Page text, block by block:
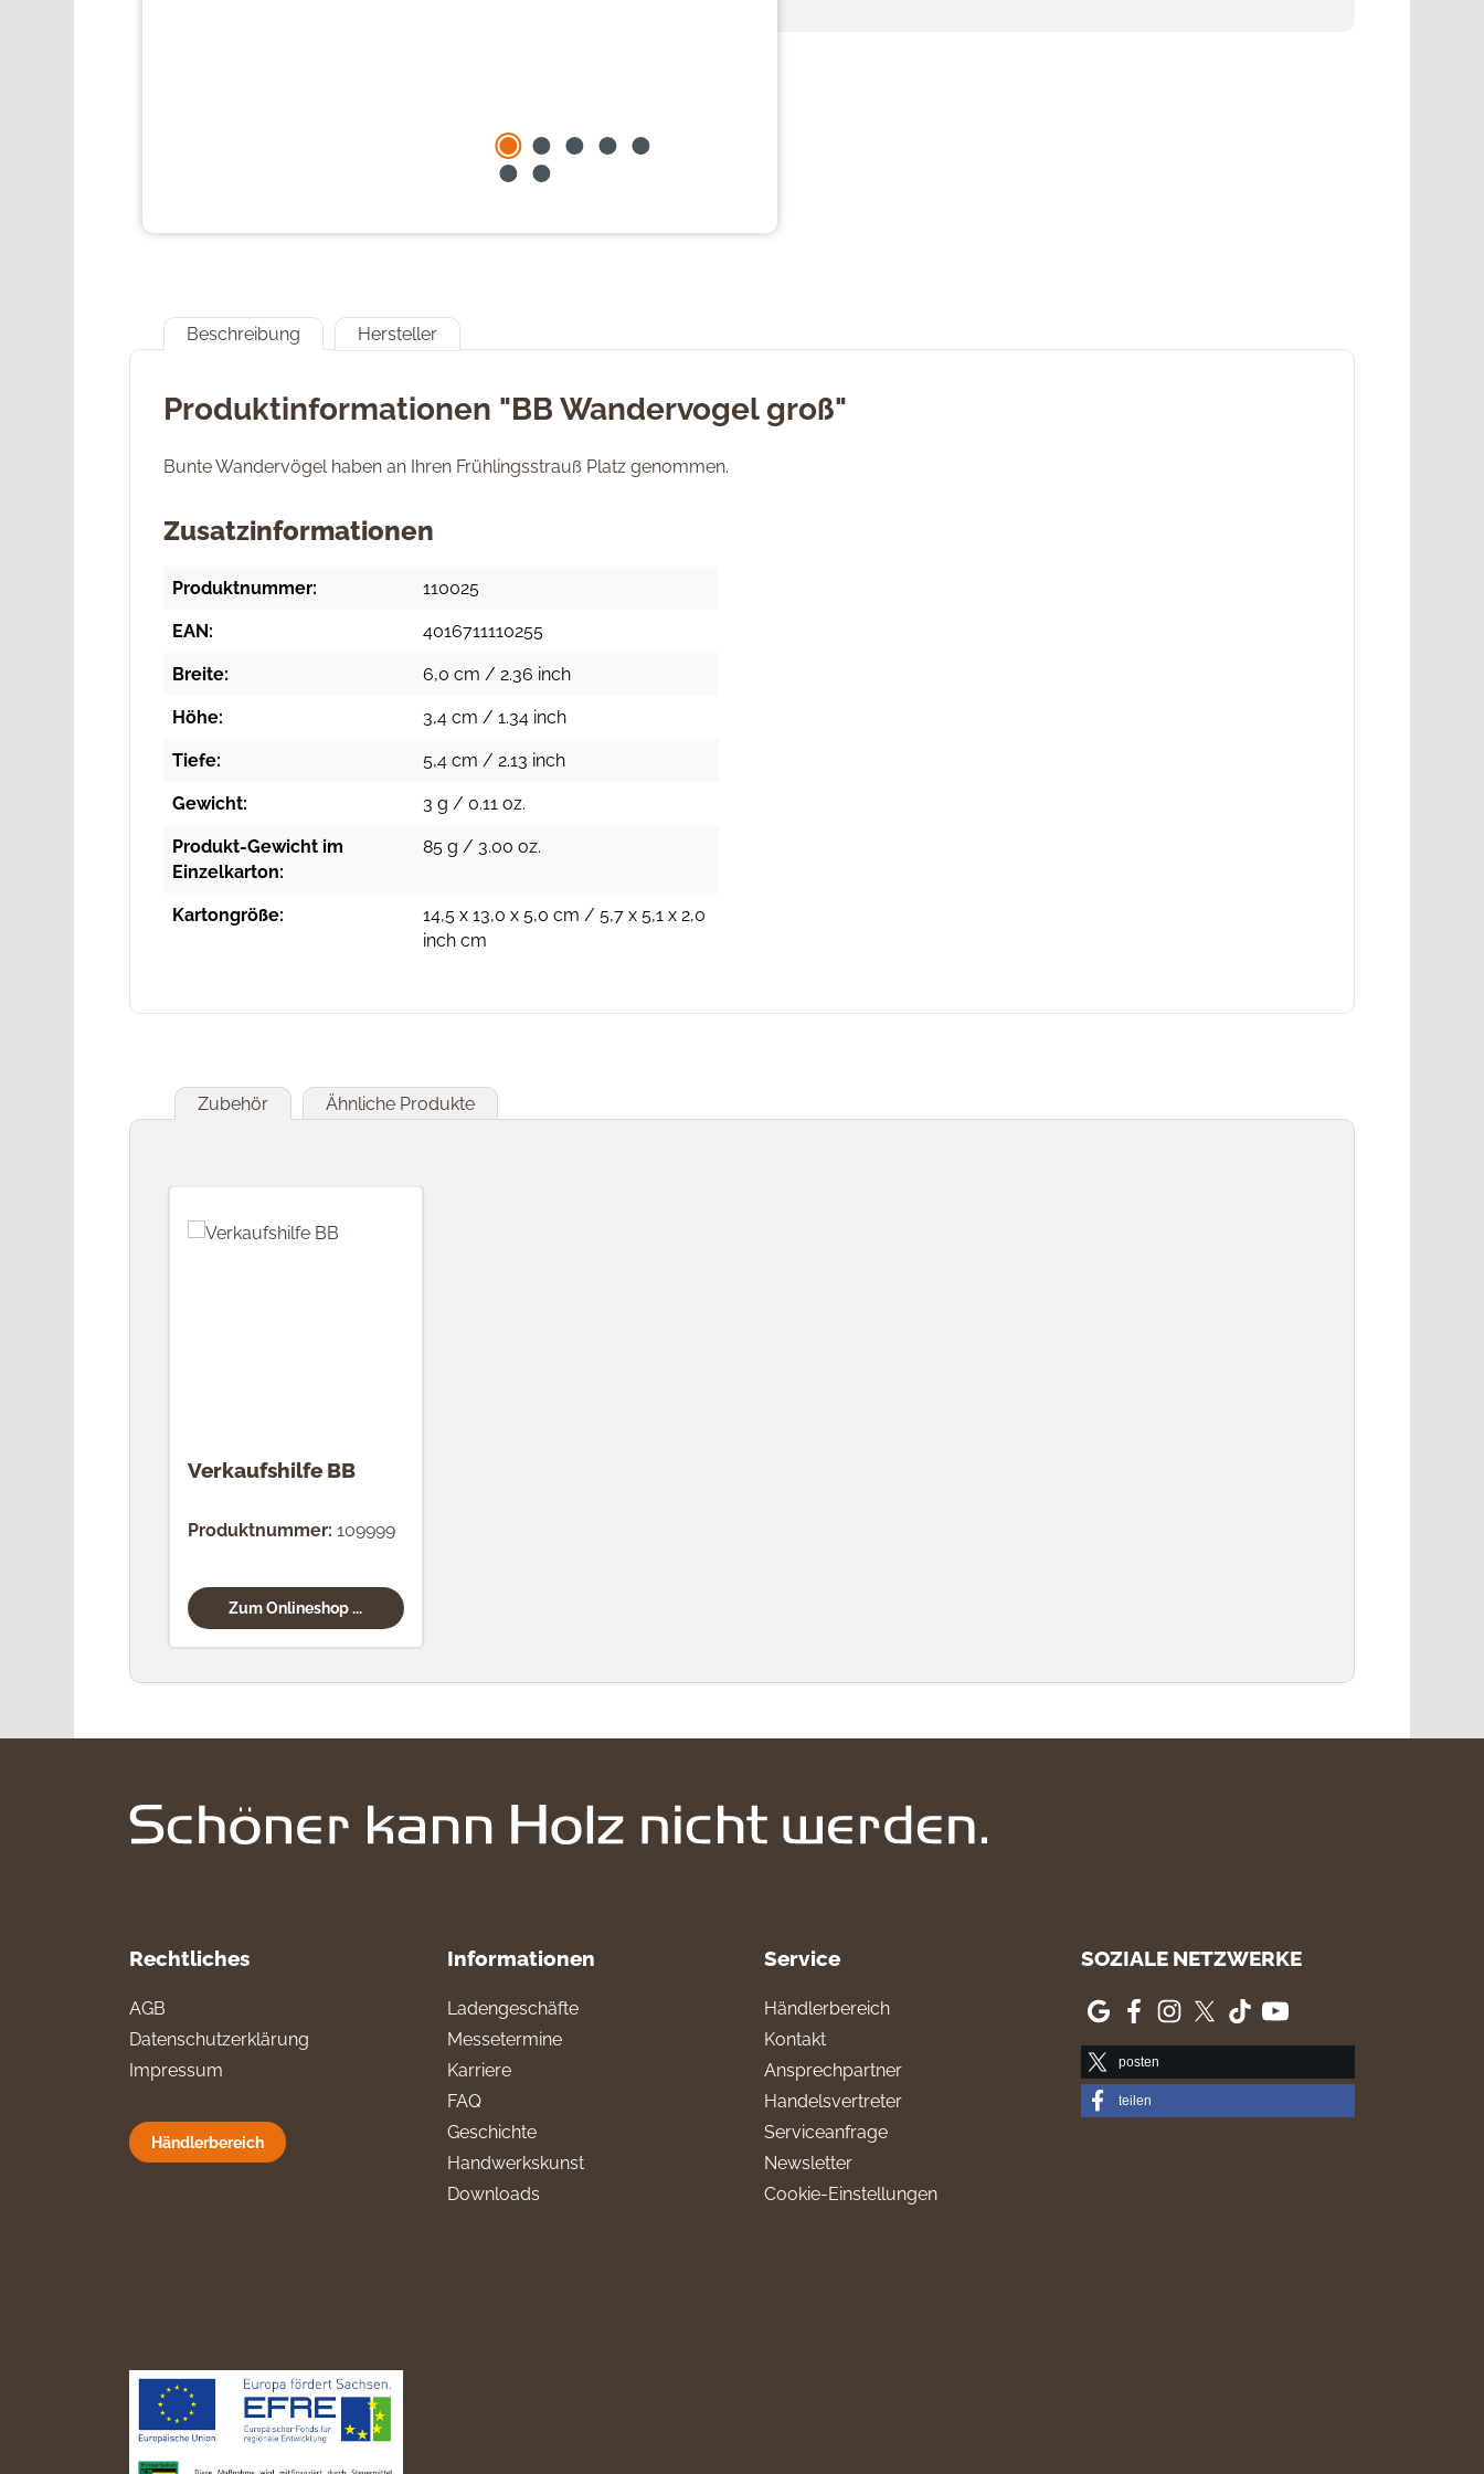
Beschreibung Hersteller
Produktinformationen "BB Wandervogel groß"
Bunte Wandervögel haben an Ihren Frühlingsstrauß Platz genommen.
Zusatzinformationen
Produktnummer: 110025
EAN: 4016711110255
Breite: 6,0 cm / 2.36 inch
Höhe: 3,4 cm / 1.34 inch
Tiefe: 5,4 cm / 2.13 inch
Gewicht: 3 g / 0.11 oz.
Produkt-Gewicht im
Einzelkarton:
85 g / 3.00 oz.
Kartongröße:
14,5 x 13,0 x 5,0 cm / 5,7 x 5,1 x 2,0
inch cm
Zubehör Ähnliche Produkte
Verkaufshilfe BB
Produktnummer: 109999
Zum Onlineshop ...
Rechtliches
AGB
Datenschutzerklärung
Impressum
Händlerbereich
Informationen
Ladengeschäfte
Messetermine
Karriere
FAQ
Geschichte
Handwerkskunst
Downloads
Service
Händlerbereich
Kontakt
Ansprechpartner
Handelsvertreter
Serviceanfrage
Newsletter
Cookie-Einstellungen
SOZIALE NETZWERKE
posten
teilen